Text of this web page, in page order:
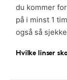
du kommer
på i minst 1
også så
Hvilke linser